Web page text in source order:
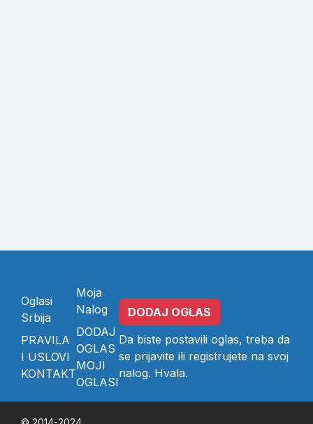
Oglasi
Srbija
PRAVILA
I USLOVI
KONTAKT
Moja
Nalog
DODAJ
OGLAS
MOJI
OGLASI
DODAJ OGLAS
Da biste postavili oglas, treba da
se prijavite ili registrujete na svoj
nalog. Hvala.